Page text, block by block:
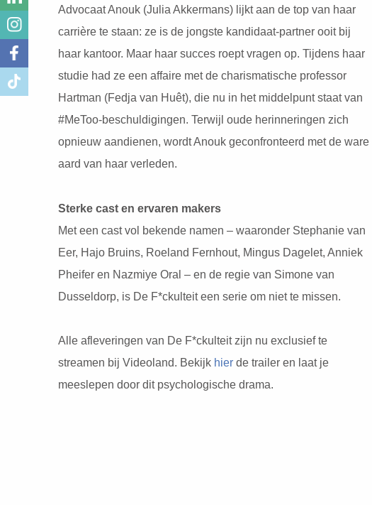
Advocaat Anouk (Julia Akkermans) lijkt aan de top van haar
carrière te staan: ze is de jongste kandidaat-partner ooit bij
haar kantoor. Maar haar succes roept vragen op. Tijdens haar
studie had ze een affaire met de charismatische professor
Hartman (Fedja van Huêt), die nu in het middelpunt staat van
#MeToo-beschuldigingen. Terwijl oude herinneringen zich
opnieuw aandienen, wordt Anouk geconfronteerd met de ware
aard van haar verleden.
Sterke cast en ervaren makers
Met een cast vol bekende namen – waaronder Stephanie van
Eer, Hajo Bruins, Roeland Fernhout, Mingus Dagelet, Anniek
Pheifer en Nazmiye Oral – en de regie van Simone van
Dusseldorp, is De F*ckulteit een serie om niet te missen.
Alle afleveringen van De F*ckulteit zijn nu exclusief te
streamen bij Videoland. Bekijk hier de trailer en laat je
meeslepen door dit psychologische drama.